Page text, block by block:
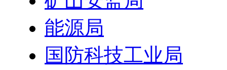
能源局
国防科技工业局